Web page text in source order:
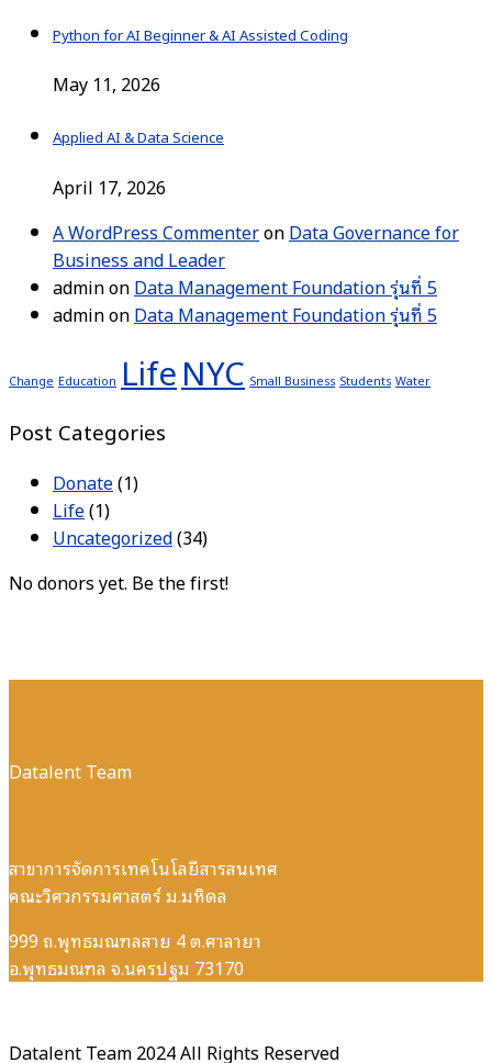
Python for AI Beginner & AI Assisted Coding
May 11, 2026
Applied AI & Data Science
April 17, 2026
A WordPress CommenteronData Governance for
Business and Leader
adminonData Management Foundation รุ่นที่ 5
adminonData Management Foundation รุ่นที่ 5
Change Education LifeNYC Small Business Students Water
Post Categories
Donate(1)
Life(1)
Uncategorized(34)
No donors yet. Be the first!
Datalent Team
สาขาการจัดการเทคโนโลยีสารสนเทศ
คณะวิศวกรรมศาสตร์ ม.มหิดล
999 ถ.พุทธมณฑลสาย 4 ต.ศาลายา
อ.พุทธมณฑล จ.นครปฐม 73170
Datalent Team 2024 All Rights Reserved